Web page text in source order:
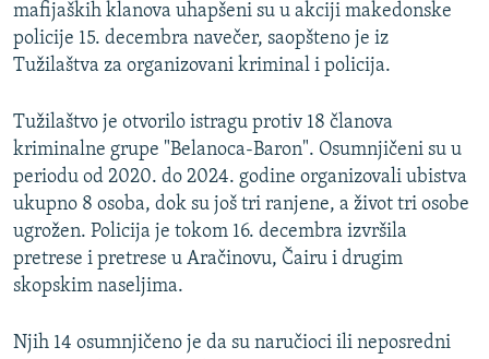
mafijaških klanova uhapšeni su u akciji makedonske
policije 15. decembra navečer, saopšteno je iz
Tužilaštva za organizovani kriminal i policija.
Tužilaštvo je otvorilo istragu protiv 18 članova
kriminalne grupe "Belanoca-Baron". Osumnjičeni su u
periodu od 2020. do 2024. godine organizovali ubistva
ukupno 8 osoba, dok su još tri ranjene, a život tri osobe
ugrožen. Policija je tokom 16. decembra izvršila
pretrese i pretrese u Aračinovu, Čairu i drugim
skopskim naseljima.
Njih 14 osumnjičeno je da su naručioci ili neposredni